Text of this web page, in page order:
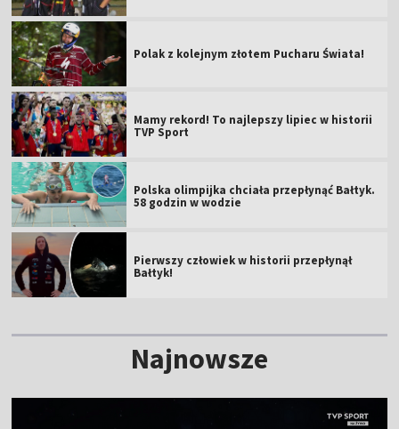
Polak z kolejnym złotem Pucharu Świata!
Mamy rekord! To najlepszy lipiec w historii
TVP Sport
Polska olimpijka chciała przepłynąć Bałtyk.
58 godzin w wodzie
Pierwszy człowiek w historii przepłynął
Bałtyk!
Najnowsze